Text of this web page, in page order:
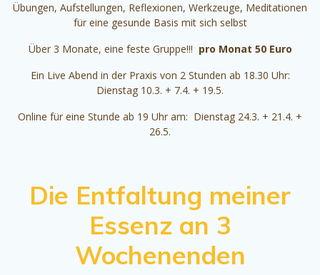
Übungen, Aufstellungen, Reflexionen, Werkzeuge, Meditationen
für eine gesunde Basis mit sich selbst
Über 3 Monate, eine feste Gruppe!!! pro Monat 50 Euro
Ein Live Abend in der Praxis von 2 Stunden ab 18.30 Uhr:
Dienstag 10.3. + 7.4. + 19.5.
Online für eine Stunde ab 19 Uhr am: Dienstag 24.3. + 21.4. +
26.5.
Die Entfaltung meiner
Essenz an 3
Wochenenden